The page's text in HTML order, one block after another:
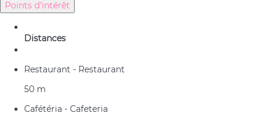
Points d'intérêt
Distances
Restaurant - Restaurant
50 m
Cafétéria - Cafeteria